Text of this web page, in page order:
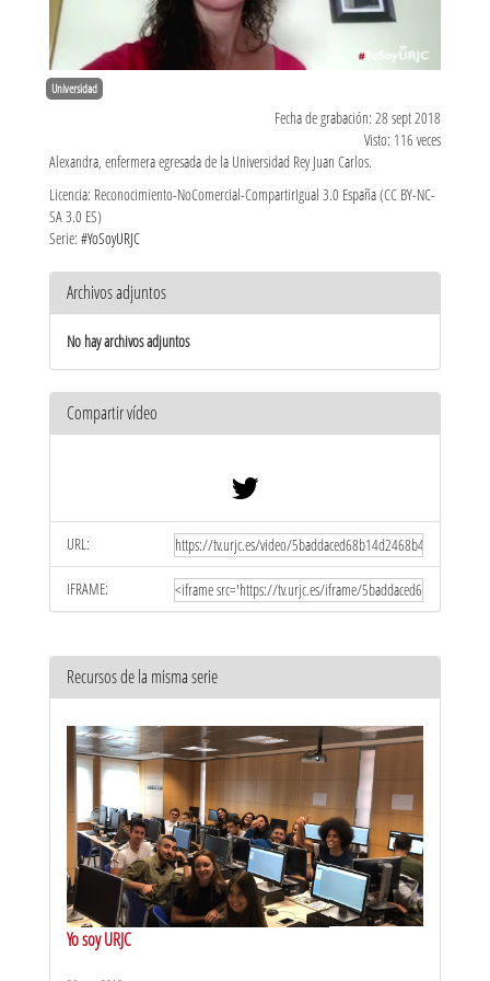
Universidad
Fecha de grabación: 28 sept 2018
Visto: 116 veces
Alexandra, enfermera egresada de la Universidad Rey Juan Carlos.
Licencia: Reconocimiento-NoComercial-CompartirIgual 3.0 España (CC BY-NC-
SA 3.0 ES)
Serie: #YoSoyURJC
Archivos adjuntos
No hay archivos adjuntos
Compartir vídeo
URL:
IFRAME:
Recursos de la misma serie
Yo soy URJC